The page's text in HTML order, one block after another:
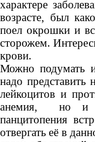
характере
возрасте, был
поел окрошки и
сторожем.
кро­ви.
Можно подумать
надо предста­вить
лейкоцитов и
анемия,
но и
панцитопения
отвергать её в